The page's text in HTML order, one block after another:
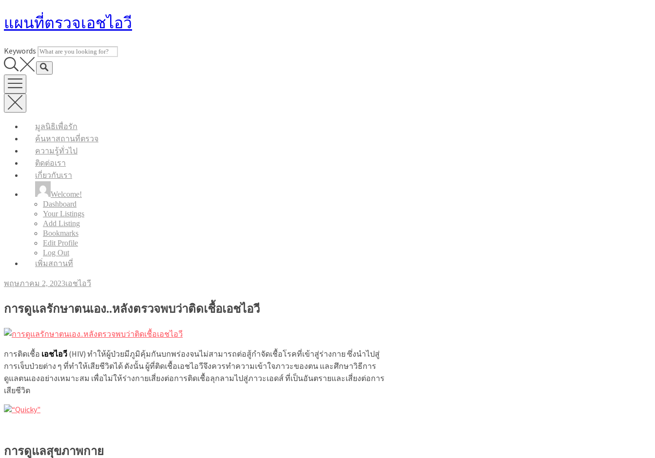
to
แผนที่ตรวจเอชไอวี
Keywords
มูลนิธิเพื่อรัก
ค้นหาสถานที่ตรวจ
ความรู้ทั่วไป
ติดต่อเรา
เกี่ยวกับเรา
Welcome!
Dashboard
Your Listings
Add Listing
Bookmarks
Edit Profile
Log Out
เพิ่มสถานที่
พฤษภาคม 2, 2023เอชไอวี
การดูแลรักษาตนเอง..หลังตรวจพบว่าติดเชื้อเอชไอวี
การติดเชื้อ เอชไอวี (HIV) ทำให้ผู้ป่วยมีภูมิคุ้มกันบกพร่องจนไม่สามารถต่อสู้กำจัดเชื้อโรคที่เข้าสู่ร่างกาย ซึ่งนำไปสู่
การเจ็บป่วยต่าง ๆ ที่ทำให้เสียชีวิตได้ ดังนั้น ผู้ที่ติดเชื้อเอชไอวีจึงควรทำความเข้าใจภาวะของตน และศึกษาวิธีการ
ดูแลตนเองอย่างเหมาะสม เพื่อไม่ให้ร่างกายเสี่ยงต่อการติดเชื้อลุกลามไปสู่ภาวะเอดส์ ที่เป็นอันตรายและเสี่ยงต่อการ
เสียชีวิต
การดูแลสุขภาพกาย